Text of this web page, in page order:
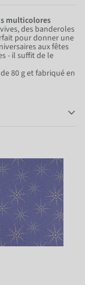
multicolores
des banderoles
pour donner une
aux fêtes
- il suffit de le
80 g et fabriqué en